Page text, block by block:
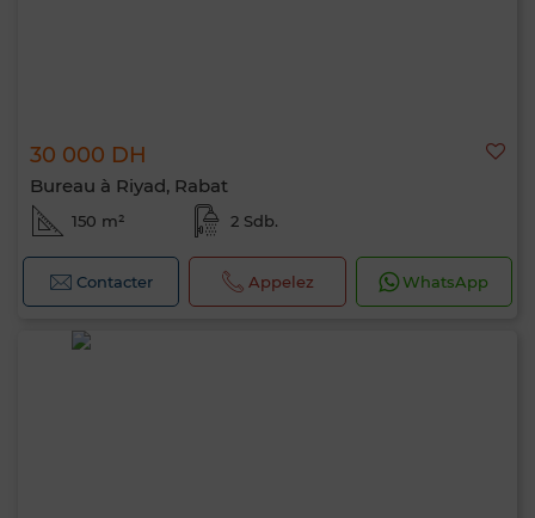
30 000 DH
Bureau à Riyad, Rabat
150 m² 2 Sdb.
Contacter Appelez WhatsApp